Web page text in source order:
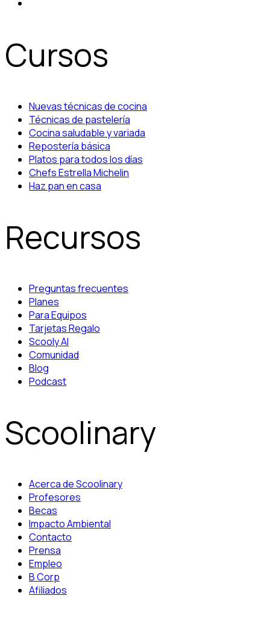
Cursos
Nuevas técnicas de cocina
Técnicas de pastelería
Cocina saludable y variada
Repostería básica
Platos para todos los días
Chefs Estrella Michelin
Haz pan en casa
Recursos
Preguntas frecuentes
Planes
Para Equipos
Tarjetas Regalo
Scooly AI
Comunidad
Blog
Podcast
Scoolinary
Acerca de Scoolinary
Profesores
Becas
Impacto Ambiental
Contacto
Prensa
Empleo
B Corp
Afiliados